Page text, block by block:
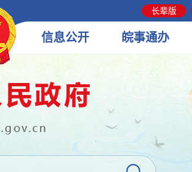
长辈版
信息公开 皖事通办